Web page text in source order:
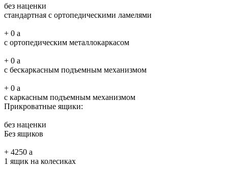
без наценки
стандартная с ортопедическими ламелями
+ 0 a
с ортопедическим металлокаркасом
+ 0 a
с бескаркасным подъемным механизмом
+ 0 a
с каркасным подъемным механизмом
Прикроватные ящики:
без наценки
Без ящиков
+ 4250 a
1 ящик на колесиках